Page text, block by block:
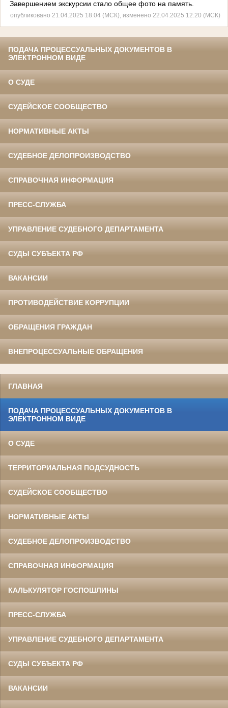
Завершением экскурсии стало общее фото на память.
опубликовано 21.04.2025 18:04 (МСК), изменено 22.04.2025 12:20 (МСК)
ПОДАЧА ПРОЦЕССУАЛЬНЫХ ДОКУМЕНТОВ В
ЭЛЕКТРОННОМ ВИДЕ
О СУДЕ
СУДЕЙСКОЕ СООБЩЕСТВО
НОРМАТИВНЫЕ АКТЫ
СУДЕБНОЕ ДЕЛОПРОИЗВОДСТВО
СПРАВОЧНАЯ ИНФОРМАЦИЯ
ПРЕСС-СЛУЖБА
УПРАВЛЕНИЕ СУДЕБНОГО ДЕПАРТАМЕНТА
СУДЫ СУБЪЕКТА РФ
ВАКАНСИИ
ПРОТИВОДЕЙСТВИЕ КОРРУПЦИИ
ОБРАЩЕНИЯ ГРАЖДАН
ВНЕПРОЦЕССУАЛЬНЫЕ ОБРАЩЕНИЯ
ГЛАВНАЯ
ПОДАЧА ПРОЦЕССУАЛЬНЫХ ДОКУМЕНТОВ В
ЭЛЕКТРОННОМ ВИДЕ
О СУДЕ
ТЕРРИТОРИАЛЬНАЯ ПОДСУДНОСТЬ
СУДЕЙСКОЕ СООБЩЕСТВО
НОРМАТИВНЫЕ АКТЫ
СУДЕБНОЕ ДЕЛОПРОИЗВОДСТВО
СПРАВОЧНАЯ ИНФОРМАЦИЯ
КАЛЬКУЛЯТОР ГОСПОШЛИНЫ
ПРЕСС-СЛУЖБА
УПРАВЛЕНИЕ СУДЕБНОГО ДЕПАРТАМЕНТА
СУДЫ СУБЪЕКТА РФ
ВАКАНСИИ